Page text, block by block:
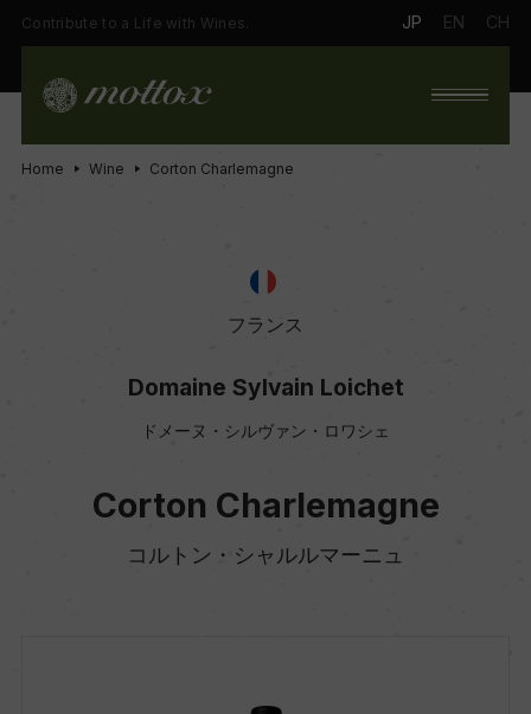
Contribute to a Life with Wines. JP EN CH
Home Wine Corton Charlemagne
フランス
Domaine Sylvain Loichet
ドメーヌ・シルヴァン・ロワシェ
Corton Charlemagne
コルトン・シャルルマーニュ